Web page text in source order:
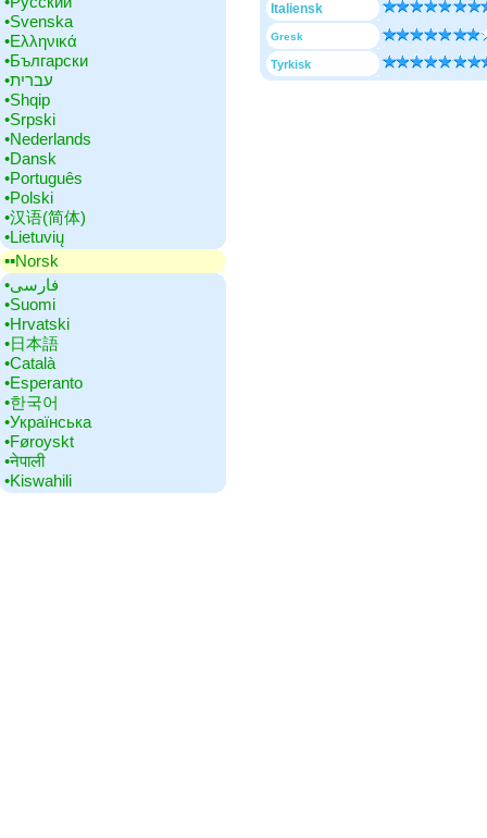
•‎Svenska
•‎Ελληνικά
•‎Български
•‎עברית
•‎Shqip
•‎Srpski
•‎Nederlands
•‎Dansk
•‎Português
•‎Polski
•‎汉语(简体)
•‎Lietuvių
▪▪‎Norsk
•‎فارسی
•‎Suomi
•‎Hrvatski
•‎日本語
•‎Català
•‎Esperanto
•‎한국어
•‎Українська
•‎Føroyskt
•‎नेपाली
•‎Kiswahili
Italiensk
Gresk
Tyrkisk